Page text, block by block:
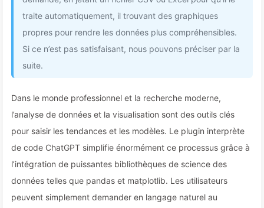
traite automatiquement, il trouvant des graphiques
propres pour rendre les données plus compréhensibles.
Si ce n’est pas satisfaisant, nous pouvons préciser par la
suite.
Dans le monde professionnel et la recherche moderne,
l’analyse de données et la visualisation sont des outils clés
pour saisir les tendances et les modèles. Le plugin interprète
de code ChatGPT simplifie énormément ce processus grâce à
l’intégration de puissantes bibliothèques de science des
données telles que pandas et matplotlib. Les utilisateurs
peuvent simplement demander en langage naturel au